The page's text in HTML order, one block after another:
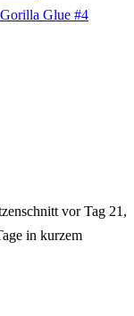
Gorilla Glue #4
vor Tag 21,
in kurzem